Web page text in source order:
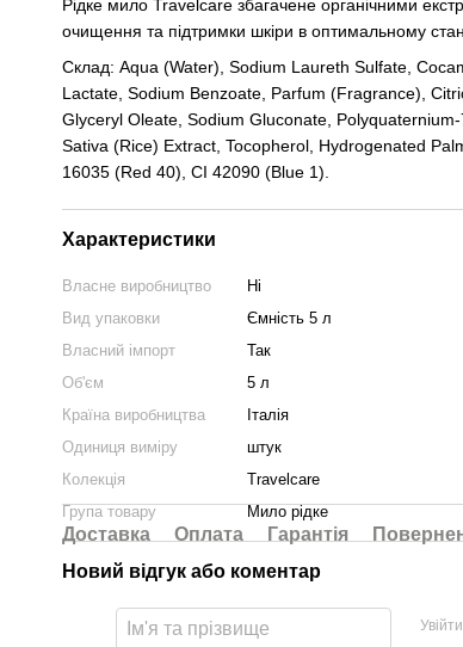
Рідке мило Travelcare збагачене органічними
очищення та підтримки шкіри в оптимальному
Склад: Aqua (Water), Sodium Laureth Sulfate,
Lactate, Sodium Benzoate, Parfum (Fragrance),
Glyceryl Oleate, Sodium Gluconate,
Sativa (Rice) Extract, Tocopherol, Hydrogenated
16035 (Red 40), CI 42090 (Blue 1).
Характеристики
Власне виробництво
Ні
Вид упаковки
Ємність 5 л
Власний імпорт
Так
Об'єм
5 л
Країна виробництва
Італія
Одиниця виміру
штук
Колекція
Travelcare
Група товару
Мило рідке
Доставка Оплата Гарантія
Новий відгук або коментар